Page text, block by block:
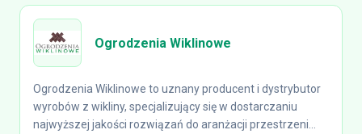
Ogrodzenia Wiklinowe
Ogrodzenia Wiklinowe to uznany producent i dystrybutor
wyrobów z wikliny, specjalizujący się w dostarczaniu
najwyższej jakości rozwiązań do aranżacji przestrzeni...